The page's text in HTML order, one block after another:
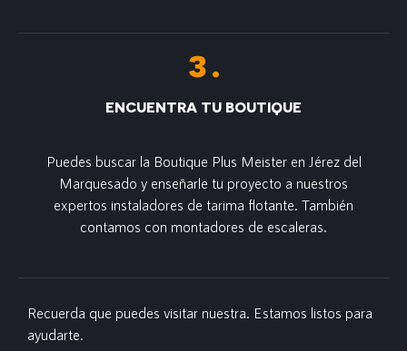
ENCUENTRA TU BOUTIQUE
Puedes buscar la Boutique Plus Meister en Jérez del
Marquesado y enseñarle tu proyecto a nuestros
expertos instaladores de tarima flotante. También
contamos con montadores de escaleras.
Recuerda que puedes visitar nuestra. Estamos listos para
ayudarte.